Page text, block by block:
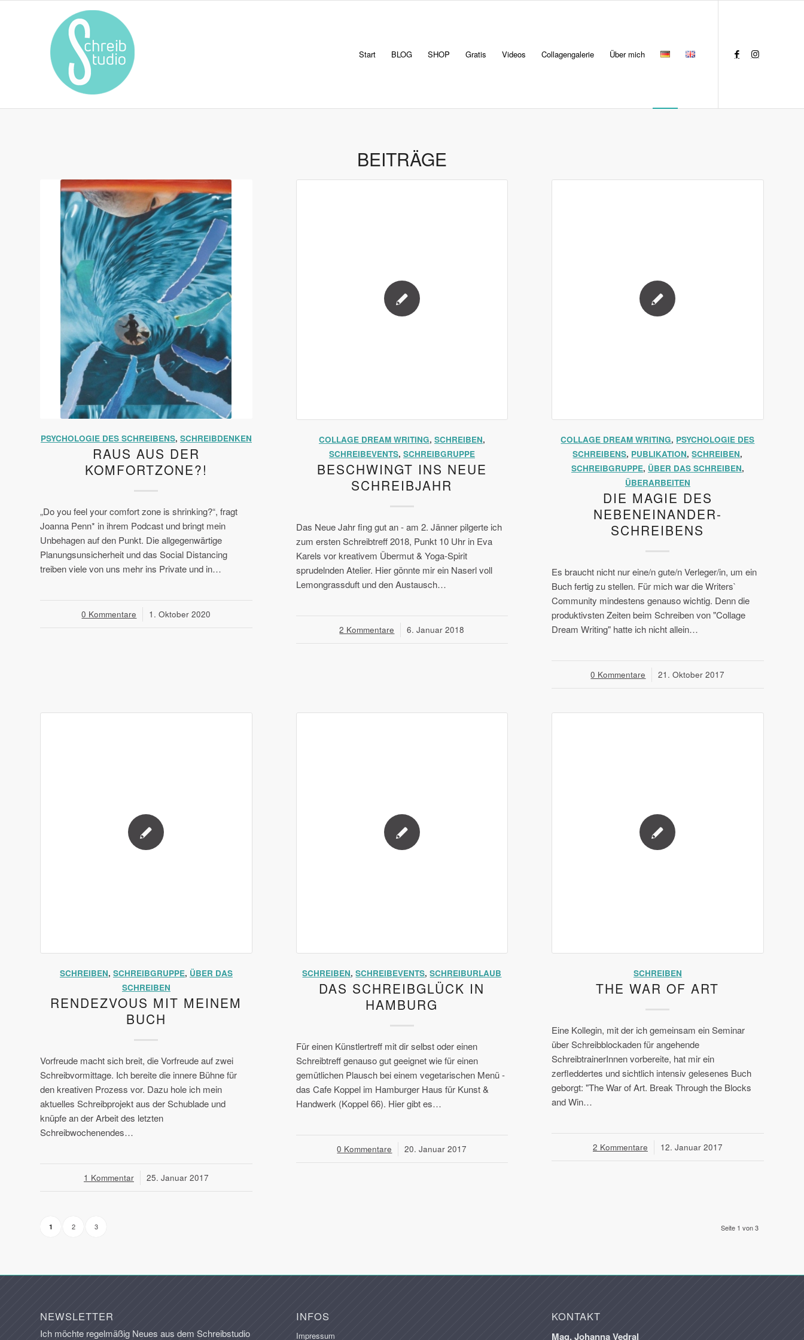
Start BLOG SHOP Gratis Videos Collagengalerie Über mich
BEITRÄGE
PSYCHOLOGIE DES SCHREIBENS, SCHREIBDENKEN
RAUS AUS DER
KOMFORTZONE?!
„Do you feel your comfort zone is shrinking?“, fragt
Joanna Penn* in ihrem Podcast und bringt mein
Unbehagen auf den Punkt. Die allgegenwärtige
Planungsunsicherheit und das Social Distancing
treiben viele von uns mehr ins Private und in…
0 Kommentare
/ 1. Oktober 2020
COLLAGE DREAM WRITING, SCHREIBEN,
SCHREIBEVENTS, SCHREIBGRUPPE
BESCHWINGT INS NEUE
SCHREIBJAHR
Das Neue Jahr fing gut an - am 2. Jänner pilgerte ich
zum ersten Schreibtreff 2018, Punkt 10 Uhr in Eva
Karels vor kreativem Übermut & Yoga-Spirit
sprudelnden Atelier. Hier gönnte mir ein Naserl voll
Lemongrassduft und den Austausch…
2 Kommentare
/ 6. Januar 2018
COLLAGE DREAM WRITING, PSYCHOLOGIE DES
SCHREIBENS, PUBLIKATION,SCHREIBEN,
SCHREIBGRUPPE, ÜBER DAS SCHREIBEN,
ÜBERARBEITEN
DIE MAGIE DES
NEBENEINANDER-
SCHREIBENS
Es braucht nicht nur eine/n gute/n Verleger/in, um ein
Buch fertig zu stellen. Für mich war die Writers`
Community mindestens genauso wichtig. Denn die
produktivsten Zeiten beim Schreiben von "Collage
Dream Writing" hatte ich nicht allein…
0 Kommentare
/ 21. Oktober 2017
SCHREIBEN, SCHREIBGRUPPE, ÜBER DAS
SCHREIBEN
RENDEZVOUS MIT MEINEM
BUCH
Vorfreude macht sich breit, die Vorfreude auf zwei
Schreibvormittage. Ich bereite die innere Bühne für
den kreativen Prozess vor. Dazu hole ich mein
aktuelles Schreibprojekt aus der Schublade und
knüpfe an der Arbeit des letzten
Schreibwochenendes…
1 Kommentar
/ 25. Januar 2017
SCHREIBEN,SCHREIBEVENTS,SCHREIBURLAUB
DAS SCHREIBGLÜCK IN
HAMBURG
Für einen Künstlertreff mit dir selbst oder einen
Schreibtreff genauso gut geeignet wie für einen
gemütlichen Plausch bei einem vegetarischen Menü -
das Cafe Koppel im Hamburger Haus für Kunst &
Handwerk (Koppel 66). Hier gibt es…
0 Kommentare
/ 20. Januar 2017
SCHREIBEN
THE WAR OF ART
Eine Kollegin, mit der ich gemeinsam ein Seminar
über Schreibblockaden für angehende
SchreibtrainerInnen vorbereite, hat mir ein
zerfleddertes und sichtlich intensiv gelesenes Buch
geborgt: "The War of Art. Break Through the Blocks
and Win…
2 Kommentare
/ 12. Januar 2017
Seite 1 von 3
1 2 3
NEWSLETTER
Ich möchte regelmäßig Neues aus dem Schreibstudio
INFOS
Impressum
KONTAKT
Mag. Johanna Vedral